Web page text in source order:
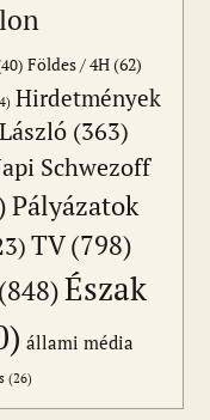
Földes / 4H(62)
Hirdetmények
(363)
Schwezoff
Pályázatok
TV(798)
Észak
állami média
(26)